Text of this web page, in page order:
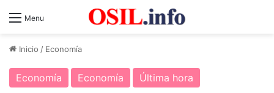
Menu
Inicio / Economía
Economía Economía Última hora